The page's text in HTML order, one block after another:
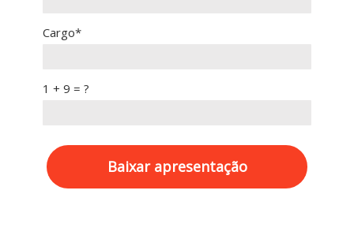
Cargo*
1 + 9 = ?
Baixar apresentação